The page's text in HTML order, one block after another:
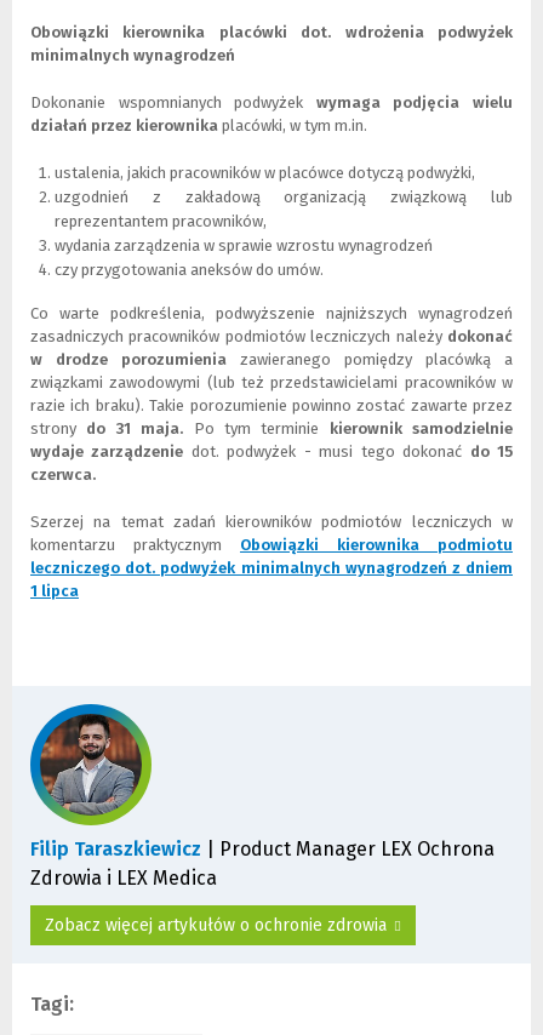
o
o
k
o
)
i
d
o
n
n
e
j
r
o
n
y
)
Obowiązki kierownika placówki dot. wdrożenia podwyżek
minimalnych wynagrodzeń
Dokonanie wspomnianych podwyżek wymaga podjęcia wielu
działań przez kierownika placówki, w tym m.in.
ustalenia, jakich pracowników w placówce dotyczą podwyżki,
uzgodnień z zakładową organizacją związkową lub
reprezentantem pracowników,
wydania zarządzenia w sprawie wzrostu wynagrodzeń
czy przygotowania aneksów do umów.
Co warte podkreślenia, podwyższenie najniższych wynagrodzeń
zasadniczych pracowników podmiotów leczniczych należydokonać
w drodze porozumienia zawieranego pomiędzy placówką a
związkami zawodowymi (lub też przedstawicielami pracowników w
razie ich braku). Takie porozumienie powinno zostać zawarte przez
strony do 31 maja. Po tym terminie kierownik samodzielnie
wydaje zarządzenie dot. podwyżek - musi tego dokonać do 15
czerwca.
Szerzej na temat zadań kierowników podmiotów leczniczych w
komentarzu praktycznym Obowiązki kierownika podmiotu
leczniczego dot. podwyżek minimalnych wynagrodzeń z dniem
1 lipca
o
k
n
o
)
d
o
i
n
n
e
j
t
o
Filip Taraszkiewicz
| Product Manager LEX Ochrona
Zdrowia i LEX Medica
Zobacz więcej artykułów o ochronie zdrowia
Tagi: